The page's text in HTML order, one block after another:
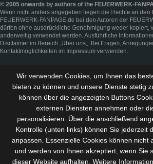
© 2005 onwards by authors of the FEUERWERK-
Wenn nicht anders angegeben liegen die Rechte an den
FEUERWERK-FANPAGE.de bei den Autoren der
dürfen ohne ausdrückliche Genehmigung weder kopiert,
anderweitig verwendet werden. Ausführliche
Disclaimer im Bereich „Über uns„. Bei Fragen,
Kontaktmöglichkeiten im Impressum verwenden.
Wir verwenden Cookies, um Ihnen das
bieten zu können und unsere Dienste stetig
können über die angezeigten Buttons
externen Diensten annehmen oder
personalisieren. Über die anschließend
Kontrolle (unten links) können Sie jederzeit
anpassen. Essenzielle Cookies können nicht
und werden von Ihnen akzeptiert, wenn Sie
dieser Website aufhalten. Weitere